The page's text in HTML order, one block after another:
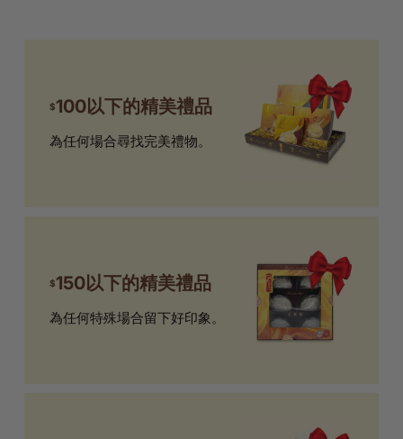
$100以下的精美禮品
為任何場合尋找完美禮物。
$150以下的精美禮品
為任何特殊場合留下好印象。